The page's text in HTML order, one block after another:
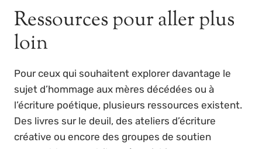
Ressources pour aller plus
loin
Pour ceux qui souhaitent explorer davantage le
sujet d’hommage aux mères décédées ou à
l’écriture poétique, plusieurs ressources existent.
Des livres sur le deuil, des ateliers d’écriture
créative ou encore des groupes de soutien